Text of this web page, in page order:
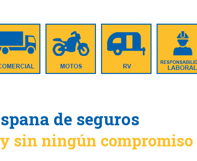
de seguros
sin ningún compromiso